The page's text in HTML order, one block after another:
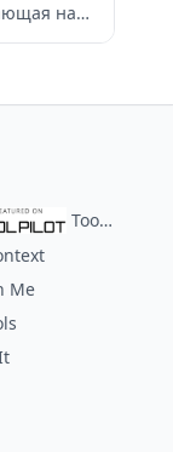
на
ToolPilot
Me